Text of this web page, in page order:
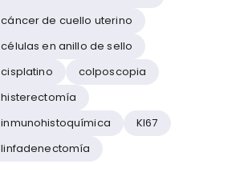
cáncer de cuello uterino
células en anillo de sello
cisplatino
colposcopia
histerectomía
inmunohistoquímica
KI67
linfadenectomía